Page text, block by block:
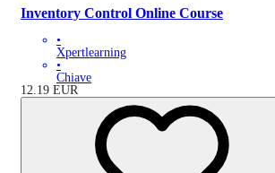
Inventory Control Online Course
•
Xpertlearning
•
Chiave
12.19 EUR